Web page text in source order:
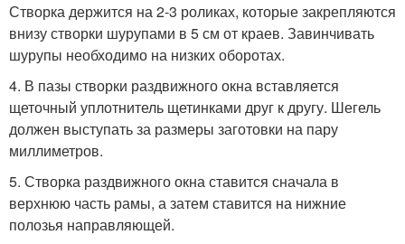
Створка держится на 2-3 роликах, которые закрепляются
внизу створки шурупами в 5 см от краев. Завинчивать
шурупы необходимо на низких оборотах.
4. В пазы створки раздвижного окна вставляется
щеточный уплотнитель щетинками друг к другу. Шегель
должен выступать за размеры заготовки на пару
миллиметров.
5. Створка раздвижного окна ставится сначала в
верхнюю часть рамы, а затем ставится на нижние
полозья направляющей.